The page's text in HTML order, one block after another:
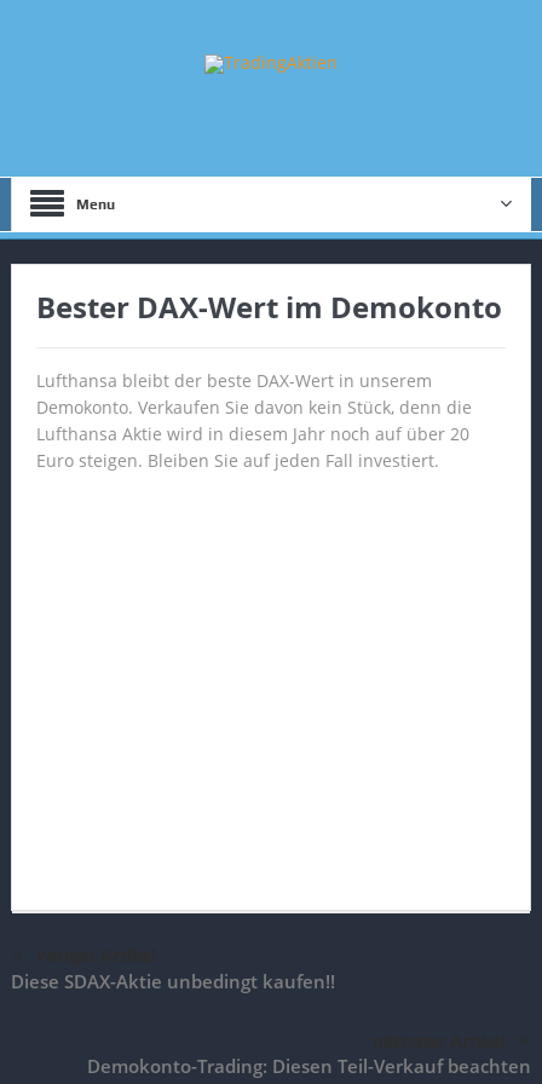
Menu
Bester DAX-Wert im Demokonto
Lufthansa bleibt der beste DAX-Wert in unserem
Demokonto. Verkaufen Sie davon kein Stück, denn die
Lufthansa Aktie wird in diesem Jahr noch auf über 20
Euro steigen. Bleiben Sie auf jeden Fall investiert.
Diese SDAX-Aktie unbedingt kaufen!!
Demokonto-Trading: Diesen Teil-Verkauf beachten